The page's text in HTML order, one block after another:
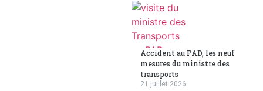
Accident au PAD, les neuf
mesures du ministre des
transports
21 juillet 2026